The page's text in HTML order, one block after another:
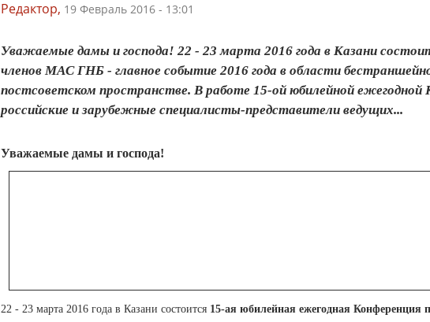
Редактор, 19 Февраль 2016 - 13:01
Уважаемые дамы и господа! 22 - 23 марта 2016 года в Казани
членов МАС ГНБ - главное событие 2016 года в области
постсоветском пространстве. В работе 15-ой юбилейной
российские и зарубежные специалисты-представители ведущих...
Уважаемые дамы и господа!
22 - 23 марта 2016 года в Казани состоится 15-ая юбилейная ежегодная